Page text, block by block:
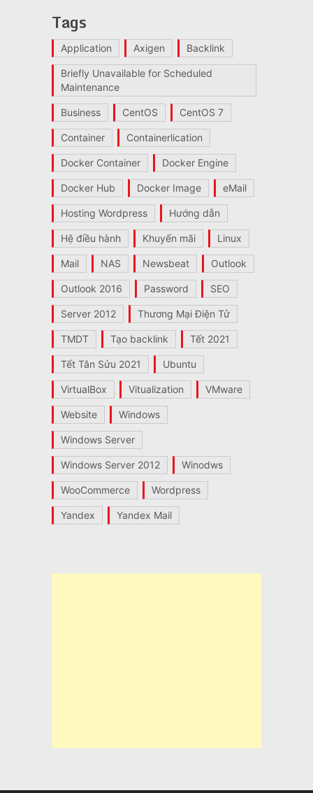
Tags
Application Axigen Backlink
Briefly Unavailable for Scheduled
Maintenance
Business CentOS CentOS 7
Container Containerlication
Docker Container Docker Engine
Docker Hub Docker Image eMail
Hosting Wordpress Hướng dẫn
Hệ điều hành Khuyến mãi Linux
Mail NAS Newsbeat Outlook
Outlook 2016 Password SEO
Server 2012 Thương Mại Điện Tử
TMDT Tạo backlink Tết 2021
Tết Tân Sửu 2021 Ubuntu
VirtualBox Vitualization VMware
Website Windows
Windows Server
Windows Server 2012 Winodws
WooCommerce Wordpress
Yandex Yandex Mail